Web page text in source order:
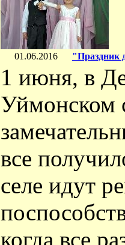
01.06.2016 "Праздник
1 июня, в
Уймонском
все
селе идут
когда все